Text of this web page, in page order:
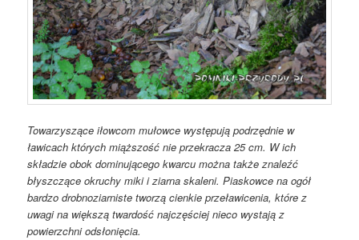
Towarzyszące iłowcom mułowce występują podrzędnie w
ławicach których miąższość nie przekracza 25 cm. W ich
składzie obok dominującego kwarcu można także znaleźć
błyszczące okruchy miki i ziarna skaleni. Piaskowce na ogół
bardzo drobnoziarniste tworzą cienkie przeławicenia, które z
uwagi na większą twardość najczęściej nieco wystają z
powierzchni odsłonięcia.